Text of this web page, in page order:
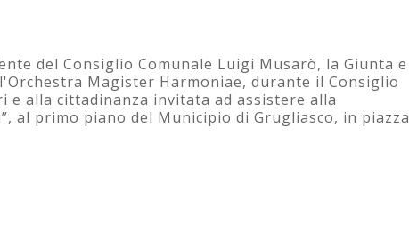
del Consiglio Comunale Luigi Musarò, la Giunta e
Magister Harmoniae, durante il Consiglio
e alla cittadinanza invitata ad assistere alla
al primo piano del Municipio di Grugliasco, in piazza